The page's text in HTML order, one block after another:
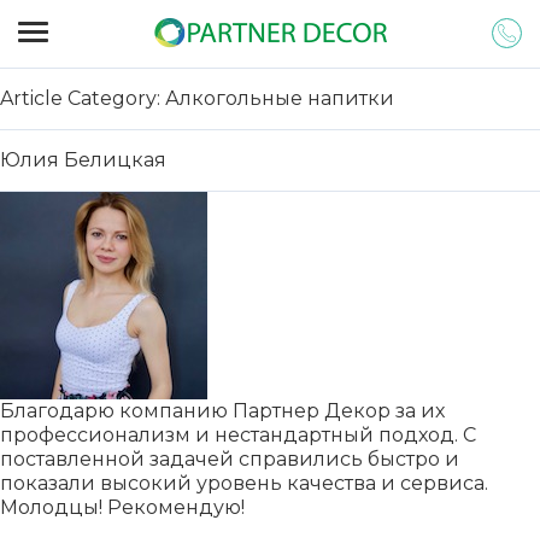
Article Category: Алкогольные напитки
Юлия Белицкая
Благодарю компанию Партнер Декор за их
профессионализм и нестандартный подход. С
поставленной задачей справились быстро и
показали высокий уровень качества и сервиса.
Молодцы! Рекомендую!